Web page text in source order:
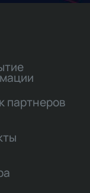
партнеров